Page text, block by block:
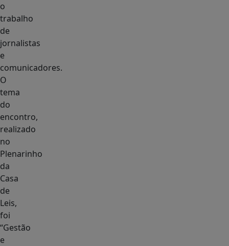
o
trabalho
de
jornalistas
e
comunicadores.
O
tema
do
encontro,
realizado
no
Plenarinho
da
Casa
de
Leis,
foi
“Gestão
e